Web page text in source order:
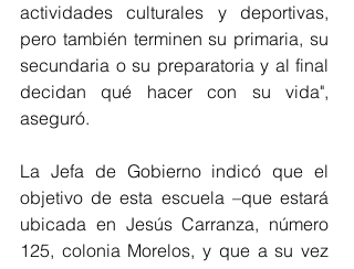
actividades culturales y deportivas,
pero también terminen su primaria, su
secundaria o su preparatoria y al final
decidan qué hacer con su vida",
aseguró.
La Jefa de Gobierno indicó que el
objetivo de esta escuela –que estará
ubicada en Jesús Carranza, número
125, colonia Morelos, y que a su vez